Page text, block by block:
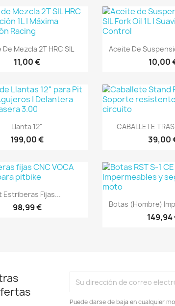
Vista rápida
Mezcla 2T HRC SIL
11,00 €
Vista
Aceite De
10,00
Vista rápida
Llanta 12"
199,00 €
Vista
CABALLETE
39,00
Vista rápida
Estriberas Fijas...
98,99 € Vista
Botas (Hombre)
149,94
Puede darse de baja en cualquier